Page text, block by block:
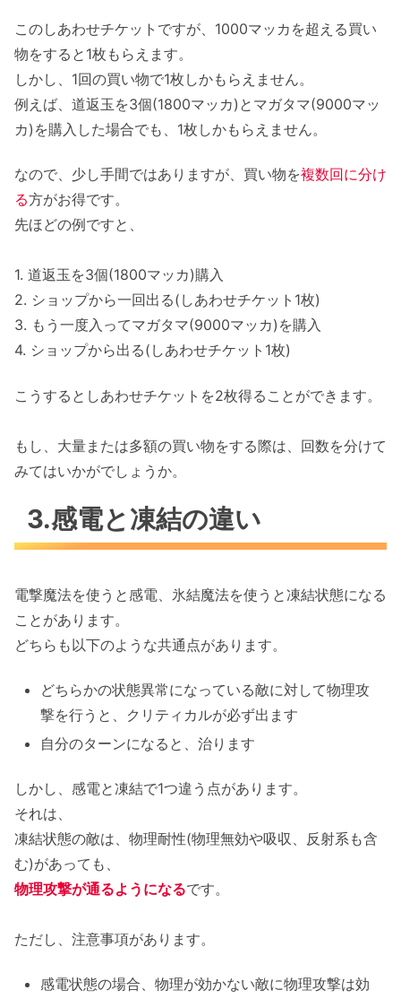
このしあわせチケットですが、1000マッカを超える買い
物をすると1枚もらえます。
しかし、1回の買い物で1枚しかもらえません。
例えば、道返玉を3個(1800マッカ)とマガタマ(9000マッ
カ)を購入した場合でも、1枚しかもらえません。
なので、少し手間ではありますが、買い物を複数回に分け
る方がお得です。
先ほどの例ですと、
1. 道返玉を3個(1800マッカ)購入
2. ショップから一回出る(しあわせチケット1枚)
3. もう一度入ってマガタマ(9000マッカ)を購入
4. ショップから出る(しあわせチケット1枚)
こうするとしあわせチケットを2枚得ることができます。
もし、大量または多額の買い物をする際は、回数を分けて
みてはいかがでしょうか。
3.感電と凍結の違い
電撃魔法を使うと感電、氷結魔法を使うと凍結状態になる
ことがあります。
どちらも以下のような共通点があります。
どちらかの状態異常になっている敵に対して物理攻
撃を行うと、クリティカルが必ず出ます
自分のターンになると、治ります
しかし、感電と凍結で1つ違う点があります。
それは、
凍結状態の敵は、物理耐性(物理無効や吸収、反射系も含
む)があっても、
物理攻撃が通るようになるです。
ただし、注意事項があります。
感電状態の場合、物理が効かない敵に物理攻撃は効